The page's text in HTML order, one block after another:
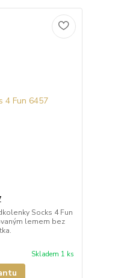
Socks 4 Fun
lemem bez
Skladem 1 ks